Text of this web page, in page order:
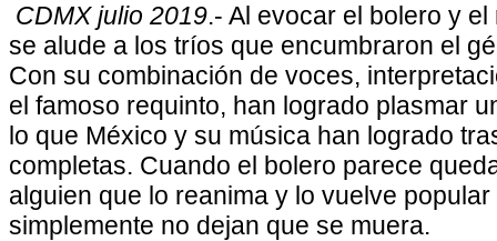
CDMX julio 2019.- Al evocar el bolero y
se alude a los tríos que encumbraron el
Con su combinación de voces,
el famoso requinto, han logrado plasmar
lo que México y su música han logrado
completas. Cuando el bolero parece
alguien que lo reanima y lo vuelve
simplemente no dejan que se muera.